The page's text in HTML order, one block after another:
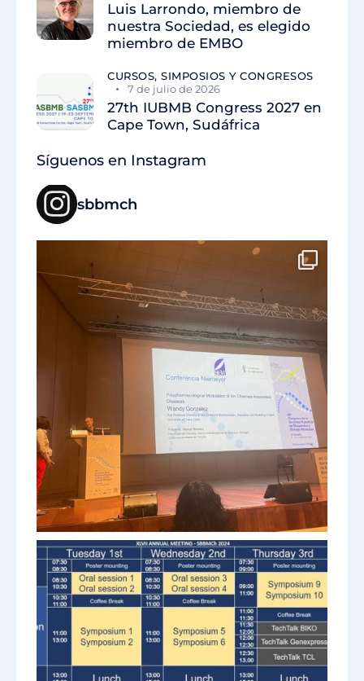
Luis Larrondo, miembro de
nuestra Sociedad, es elegido
miembro de EMBO
CURSOS, SIMPOSIOS Y CONGRESOS
7 de julio de 2026
27th IUBMB Congress 2027 en
Cape Town, Sudáfrica
Síguenos en Instagram
sbbmch